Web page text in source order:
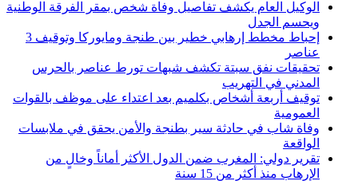
الوكيل العام يكشف تفاصيل وفاة شخص بمقر الفرقة الوطنية
ويحسم الجدل
إحباط مخطط إرهابي خطير بين طنجة ومايوركا وتوقيف 3
عناصر
تحقيقات نفق سبتة تكشف شبهات تورط عناصر بالحرس
المدني في التهريب
توقيف أربعة أشخاص بكلميم بعد اعتداء على موظف بالقوات
العمومية
وفاة شاب في حادثة سير بطنجة والأمن يحقق في ملابسات
الواقعة
تقرير دولي: المغرب ضمن الدول الأكثر أماناً وخالٍ من
الإرهاب منذ أكثر من 15 سنة